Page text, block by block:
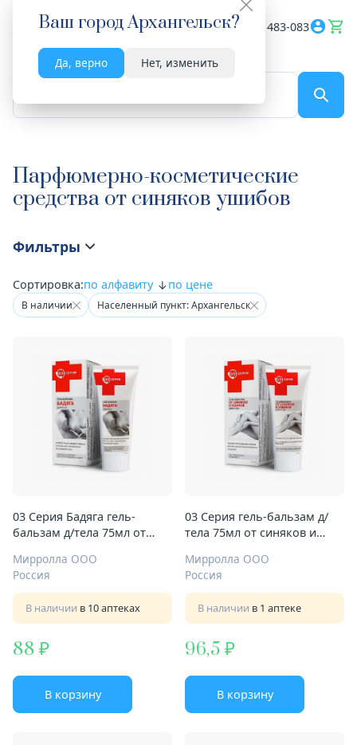
Ваш городАрхангельск?
Да, верно Нет, изменить
Весь сайт 8182 483-083
Парфюмерно-косметические
средства от синяков ушибов
Фильтры
Сортировка:по алфавиту по цене
В наличии Населенный пункт: Архангельск
03 Серия Бадяга гель-
бальзам д/тела 75мл от
Мирролла ООО
Россия
В наличии в 10 аптеках
88
В корзину
03 Серия гель-бальзам д/
тела 75мл от синяков и
Мирролла ООО
Россия
В наличии в 1 аптеке
96,5
В корзину